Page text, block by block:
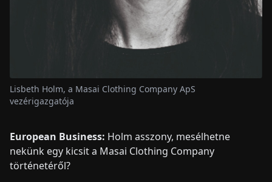
European Business: Holm asszony, mesélhetne
nekünk egy kicsit a Masai Clothing Company
történetéről?
Lisbeth Holm, a Masai Clothing Company ApS
vezérigazgatója